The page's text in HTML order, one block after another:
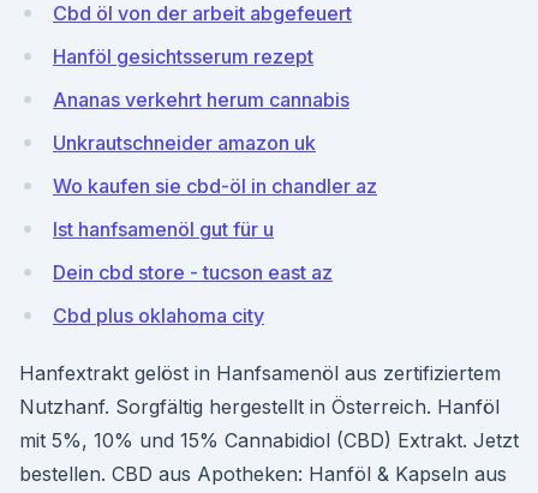
Cbd öl von der arbeit abgefeuert
Hanföl gesichtsserum rezept
Ananas verkehrt herum cannabis
Unkrautschneider amazon uk
Wo kaufen sie cbd-öl in chandler az
Ist hanfsamenöl gut für u
Dein cbd store - tucson east az
Cbd plus oklahoma city
Hanfextrakt gelöst in Hanfsamenöl aus zertifiziertem
Nutzhanf. Sorgfältig hergestellt in Österreich. Hanföl
mit 5%, 10% und 15% Cannabidiol (CBD) Extrakt. Jetzt
bestellen. CBD aus Apotheken: Hanföl & Kapseln aus